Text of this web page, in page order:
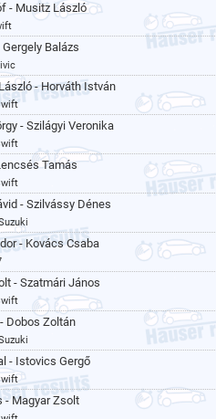
- Musitz László
Gergely Balázs
- Horváth István
-Szilágyi Veronika
Tamás
- Szilvássy Dénes
- Kovács Csaba
- Szatmári János
Dobos Zoltán
- Istovics Gergő
- Magyar Zsolt